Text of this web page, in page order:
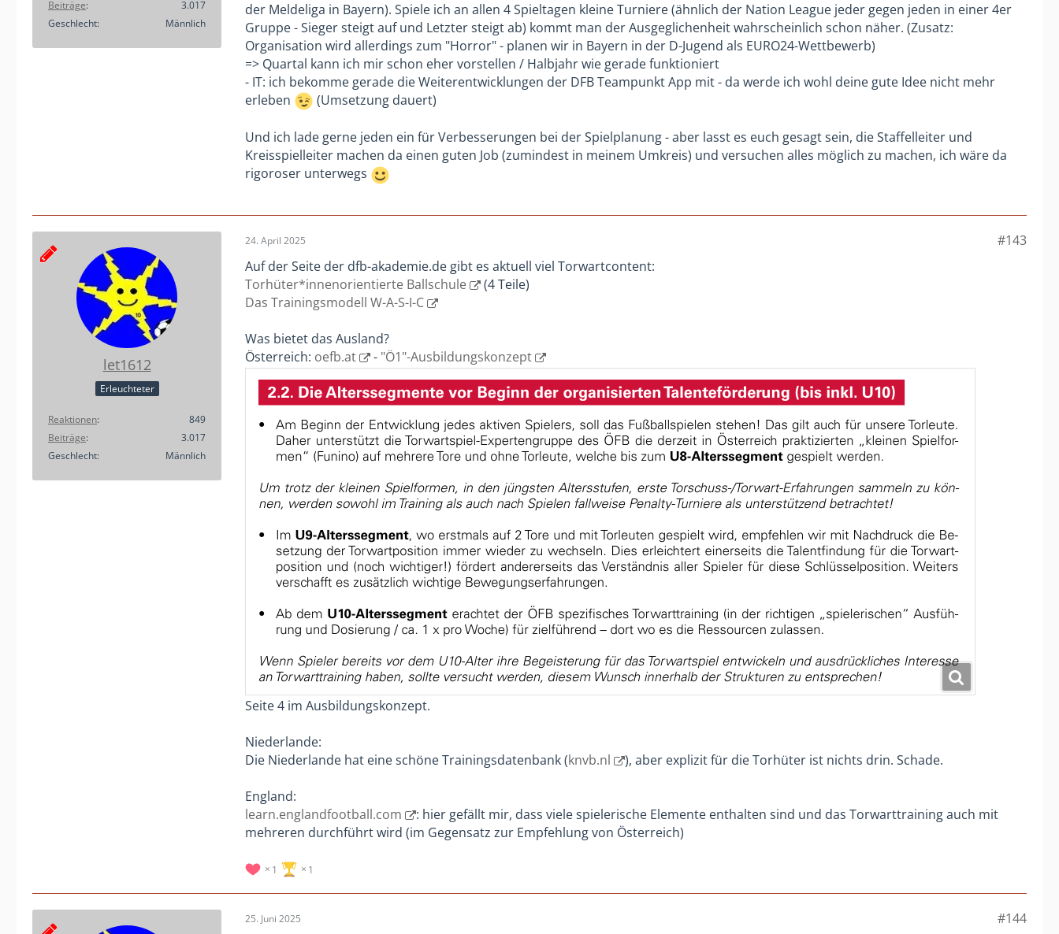
Beiträge
3.017
Geschlecht
Männlich
der Meldeliga in Bayern). Spiele ich an allen 4 Spieltagen kleine Turniere (ähnlich der Nation League jeder gegen jeden in einer 4er
Gruppe - Sieger steigt auf und Letzter steigt ab) kommt man der Ausgeglichenheit wahrscheinlich schon näher. (Zusatz:
Organisation wird allerdings zum "Horror" - planen wir in Bayern in der D-Jugend als EURO24-Wettbewerb)
=> Quartal kann ich mir schon eher vorstellen / Halbjahr wie gerade funktioniert
- IT: ich bekomme gerade die Weiterentwicklungen der DFB Teampunkt App mit - da werde ich wohl deine gute Idee nicht mehr
erleben
(Umsetzung dauert)
Und ich lade gerne jeden ein für Verbesserungen bei der Spielplanung - aber lasst es euch gesagt sein, die Staffelleiter und
Kreisspielleiter machen da einen guten Job (zumindest in meinem Umkreis) und versuchen alles möglich zu machen, ich wäre da
rigoroser unterwegs
let1612
Erleuchteter
Reaktionen
849
Beiträge
3.017
Geschlecht
Männlich
24. April 2025
#143
Auf der Seite der dfb-akademie.de gibt es aktuell viel Torwartcontent:
Torhüter*innenorientierte Ballschule
(4 Teile)
Das Trainingsmodell W-A-S-I-C
Was bietet das Ausland?
Österreich: oefb.at - "Ö1"-Ausbildungskonzept
Seite 4 im Ausbildungskonzept.
Niederlande:
Die Niederlande hat eine schöne Trainingsdatenbank (knvb.nl ), aber explizit für die Torhüter ist nichts drin. Schade.
England:
learn.englandfootball.com
: hier gefällt mir, dass viele spielerische Elemente enthalten sind und das Torwarttraining auch mit
mehreren durchführt wird (im Gegensatz zur Empfehlung von Österreich)
1 1
25. Juni 2025
#144